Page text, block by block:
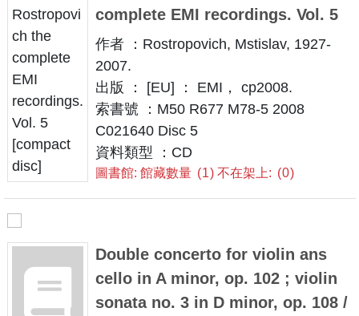
complete EMI recordings. Vol. 5
作者 ：Rostropovich, Mstislav, 1927-
2007.
出版 ： [EU] ： EMI， cp2008.
索書號 ：M50 R677 M78-5 2008
C021640 Disc 5
資料類型 ：CD
圖書館: 館藏數量 1 不在架上: 0
Double concerto for violin ans
cello in A minor, op. 102 ; violin
sonata no. 3 in D minor, op. 108 /